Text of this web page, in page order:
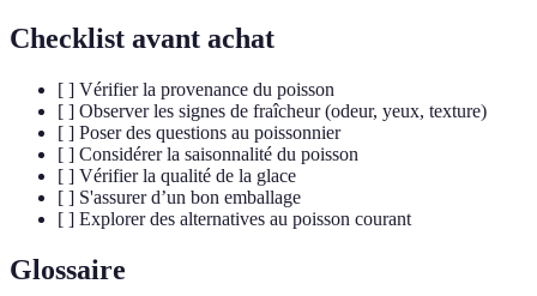
Checklist avant achat
[ ] Vérifier la provenance du poisson
[ ] Observer les signes de fraîcheur (odeur, yeux, texture)
[ ] Poser des questions au poissonnier
[ ] Considérer la saisonnalité du poisson
[ ] Vérifier la qualité de la glace
[ ] S'assurer d’un bon emballage
[ ] Explorer des alternatives au poisson courant
Glossaire